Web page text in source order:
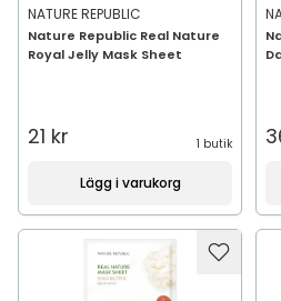
NATURE REPUBLIC
Nature Republic Real Nature
Royal Jelly Mask Sheet
21 kr 1 butik
Lägg i varukorg